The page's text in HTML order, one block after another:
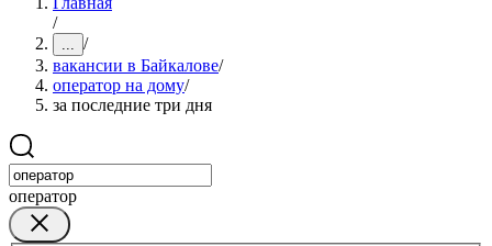
/
... /
вакансии в Байкалове/
оператор на дому/
за последние три дня
оператор